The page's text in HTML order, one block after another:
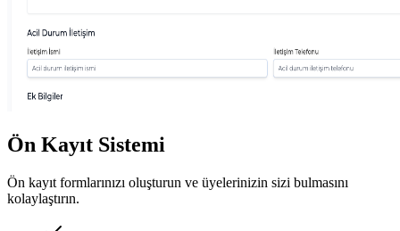
Ön Kayıt Sistemi
Ön kayıt formlarınızı oluşturun ve üyelerinizin sizi bulmasını
kolaylaştırın.